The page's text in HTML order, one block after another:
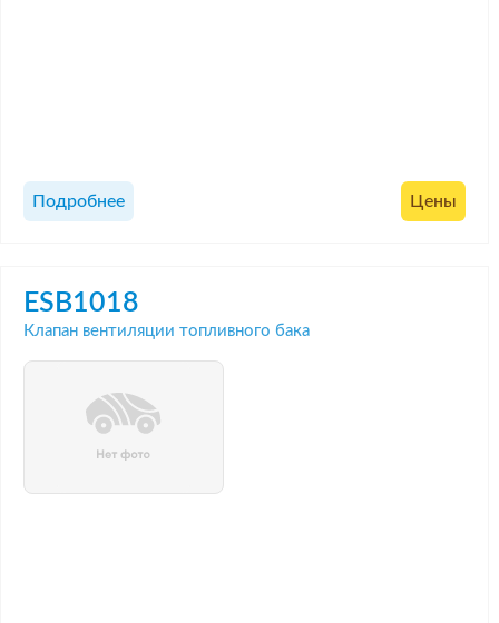
Подробнее Цены
ESB1018
Клапан вентиляции топливного бака